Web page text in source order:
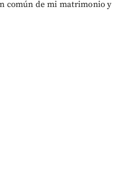
común de mi matrimonio y